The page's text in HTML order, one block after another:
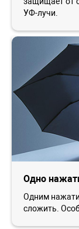
УФ-лучи.
Одно
Одним
сложить.